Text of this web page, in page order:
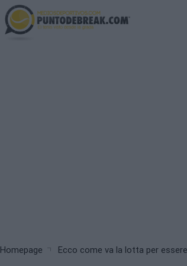
Skip
to
main
Breadcrumb
Homepage Ecco come va la lotta per